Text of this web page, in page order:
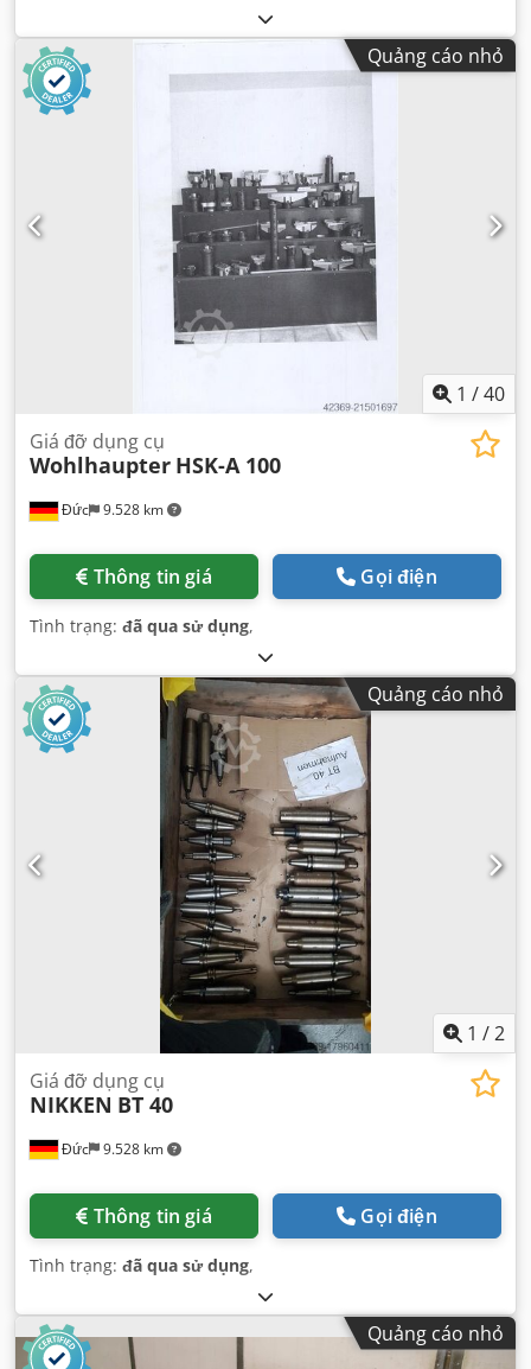
Quảng cáo nhỏ
1 /40
Đức 9.528 km
Giá đỡ dụng cụ
Wohlhaupter HSK-A 100
Thông tin giá Gọi điện
Tình trạng: đã qua sử dụng,
Quảng cáo nhỏ
1 /2
Đức 9.528 km
Giá đỡ dụng cụ
NIKKEN BT 40
Thông tin giá Gọi điện
Tình trạng: đã qua sử dụng,
Quảng cáo nhỏ